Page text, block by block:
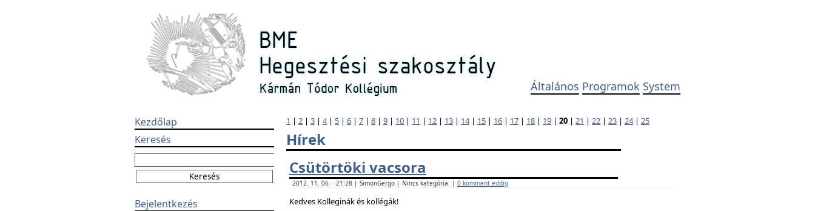
Általános Programok System
Kezdőlap
Keresés
Bejelentkezés
1 | 2 | 3 | 4| 5 | 6 | 7 | 8 | 9 | 10 | 11 | 12 | 13 | 14| 15 | 16 | 17 | 18 | 19 | 20 | 21 | 22 | 23 | 24| 25
Hírek
Csütörtöki vacsora
2012. 11. 06. - 21:28 | SimonGergo | Nincs kategória. | 0 komment eddig
Kedves Kolleginák és kollégák!